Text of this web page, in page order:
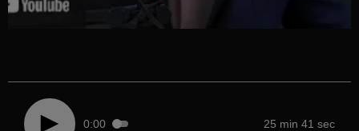
0:00 25 min 41 sec